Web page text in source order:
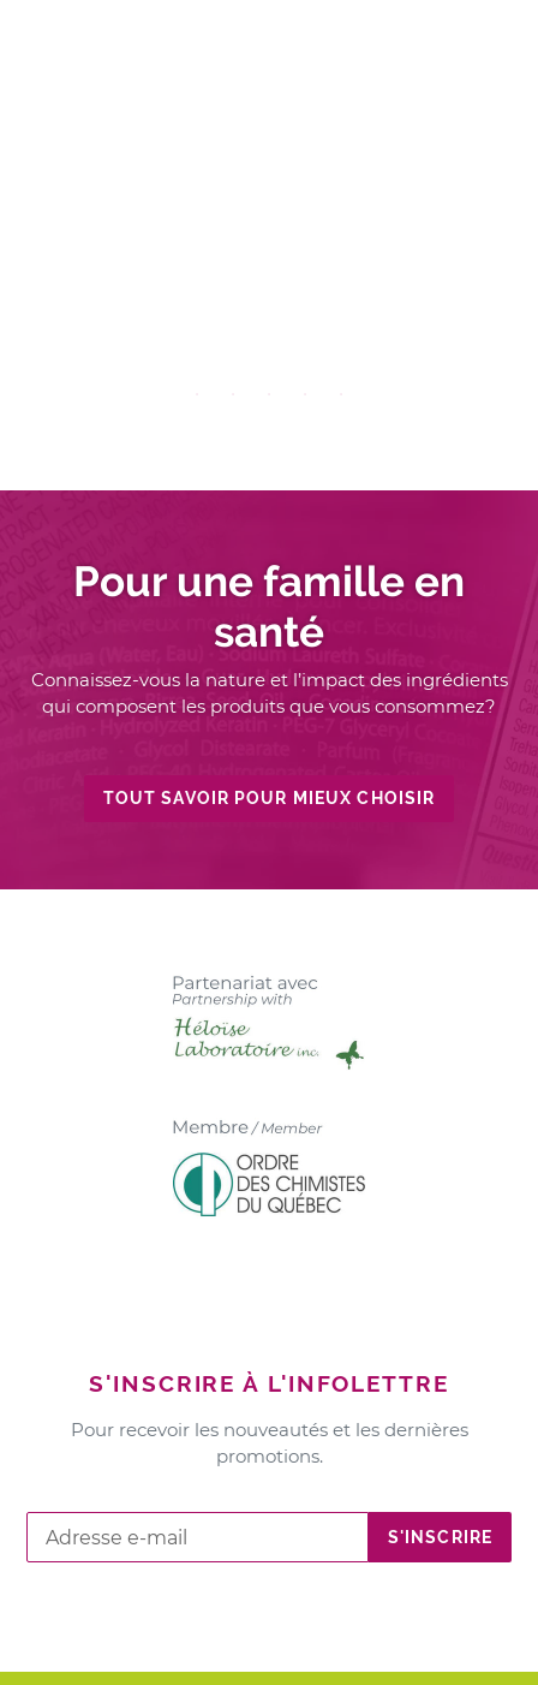
Pour une famille en
santé
Connaissez-vous la nature et l’impact des ingrédients
qui composent les produits que vous consommez?
TOUT SAVOIR POUR MIEUX CHOISIR
S'INSCRIRE À L'INFOLETTRE
Pour recevoir les nouveautés et les dernières
promotions.
S'INSCRIRE